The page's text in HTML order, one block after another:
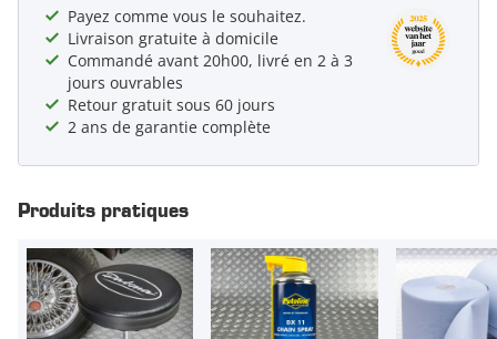
Payez comme vous le souhaitez.
Livraison gratuite à domicile
Commandé avant 20h00, livré en 2 à 3
jours ouvrables
Retour gratuit sous 60 jours
2 ans de garantie complète
Produits pratiques